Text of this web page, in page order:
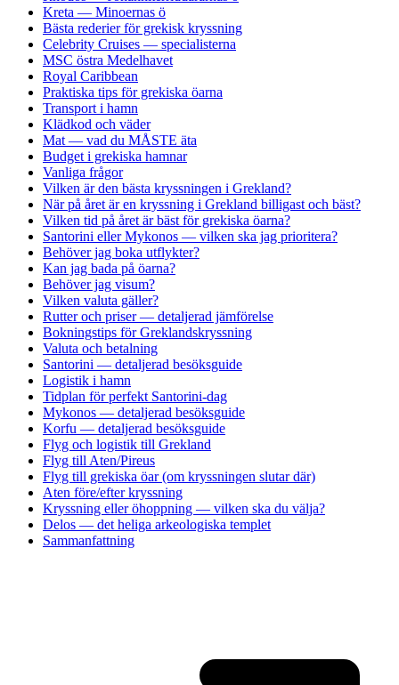
Kreta — Minoernas ö
Bästa rederier för grekisk kryssning
Celebrity Cruises — specialisterna
MSC östra Medelhavet
Royal Caribbean
Praktiska tips för grekiska öarna
Transport i hamn
Klädkod och väder
Mat — vad du MÅSTE äta
Budget i grekiska hamnar
Vanliga frågor
Vilken är den bästa kryssningen i Grekland?
När på året är en kryssning i Grekland billigast och bäst?
Vilken tid på året är bäst för grekiska öarna?
Santorini eller Mykonos — vilken ska jag prioritera?
Behöver jag boka utflykter?
Kan jag bada på öarna?
Behöver jag visum?
Vilken valuta gäller?
Rutter och priser — detaljerad jämförelse
Bokningstips för Greklandskryssning
Valuta och betalning
Santorini — detaljerad besöksguide
Logistik i hamn
Tidplan för perfekt Santorini-dag
Mykonos — detaljerad besöksguide
Korfu — detaljerad besöksguide
Flyg och logistik till Grekland
Flyg till Aten/Pireus
Flyg till grekiska öar (om kryssningen slutar där)
Aten före/efter kryssning
Kryssning eller öhoppning — vilken ska du välja?
Delos — det heliga arkeologiska templet
Sammanfattning